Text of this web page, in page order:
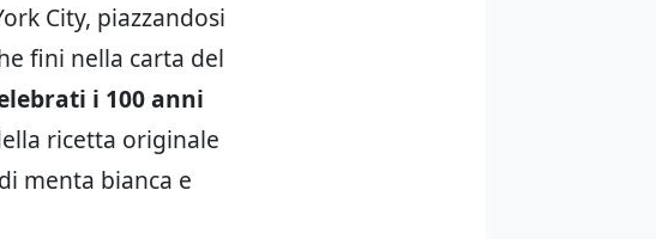
City, piazzandosi
fini nella carta del
i 100 anni
ricetta originale
menta bianca e